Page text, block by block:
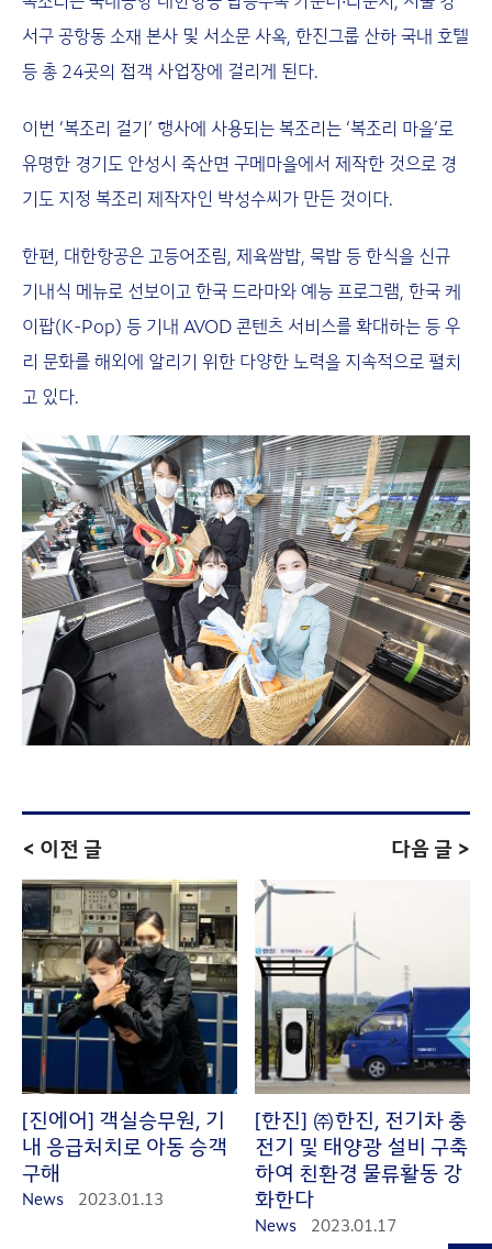
서구 공항동 소재 본사 및 서소문 사옥, 한진그룹 산하 국내 호텔
등 총 24곳의 접객 사업장에 걸리게 된다.
이번 ‘복조리 걸기’ 행사에 사용되는 복조리는 ‘복조리 마을’로
유명한 경기도 안성시 죽산면 구메마을에서 제작한 것으로 경
기도 지정 복조리 제작자인 박성수씨가 만든 것이다.
한편, 대한항공은 고등어조림, 제육쌈밥, 묵밥 등 한식을 신규
기내식 메뉴로 선보이고 한국 드라마와 예능 프로그램, 한국 케
이팝(K-Pop) 등 기내 AVOD 콘텐츠 서비스를 확대하는 등 우
리 문화를 해외에 알리기 위한 다양한 노력을 지속적으로 펼치
고 있다.
< 이전 글
[진에어] 객실승무원, 기
내 응급처치로 아동 승객
구해
News 2023.01.13
다음 글 >
[한진] ㈜한진, 전기차 충
전기 및 태양광 설비 구축
하여 친환경 물류활동 강
화한다
News 2023.01.17